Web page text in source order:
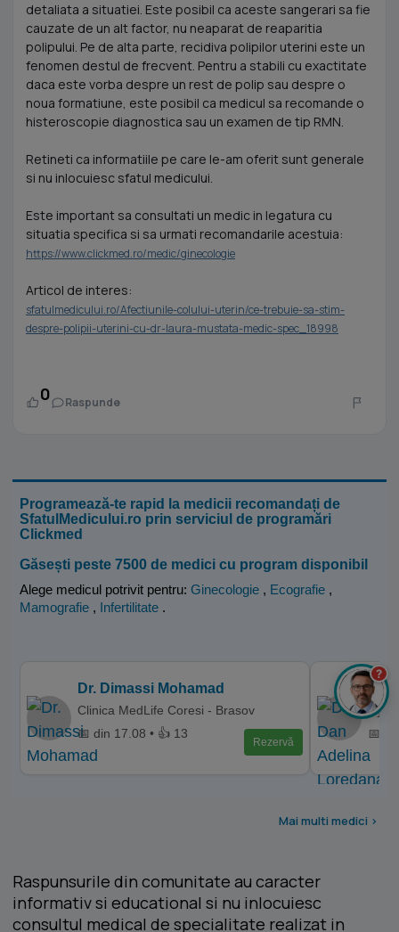
detaliata a situatiei. Este posibil ca aceste sangerari sa fie
cauzate de un alt factor, nu neaparat de reaparitia
polipului. Pe de alta parte, recidiva polipilor uterini este un
fenomen destul de frecvent. Pentru a stabili cu exactitate
daca este vorba despre un rest de polip sau despre o
noua formatiune, este posibil ca medicul sa recomande o
histeroscopie diagnostica sau un examen de tip RMN.
Retineti ca informatiile pe care le-am oferit sunt generale
si nu inlocuiesc sfatul medicului.
Este important sa consultati un medic in legatura cu
situatia specifica si sa urmati recomandarile acestuia:
https://www.clickmed.ro/medic/ginecologie
Articol de interes:
sfatulmedicului.ro/Afectiunile-colului-uterin/ce-trebuie-sa-stim-
despre-polipii-uterini-cu-dr-laura-mustata-medic-spec_18998
0 Raspunde
Programează-te rapid la medicii recomandați de
SfatulMedicului.ro prin serviciul de programări
Clickmed
Găsești peste 7500 de medici cu program disponibil
Alege medicul potrivit pentru: Ginecologie , Ecografie ,
Mamografie , Infertilitate .
Dr. Dimassi Mohamad
Clinica MedLife Coresi - Brasov
📅 din 17.08 • 👍 13
Rezervă
Dr.
📅
Mai multi medici >
Raspunsurile din comunitate au caracter
informativ si educational si nu inlocuiesc
consultul medical de specialitate realizat in
?